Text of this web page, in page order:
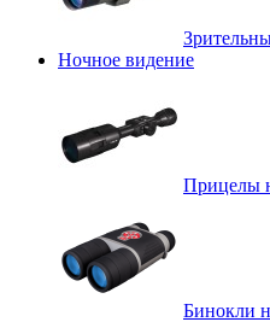
Ночное видение
Прицелы
Бинокли